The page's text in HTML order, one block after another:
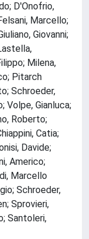
D'Onofrio,
Marcello;
Giovanni;
Milena,
Pitarch
Schroeder,
Volpe, Gianluca;
Roberto;
Catia;
Davide;
Americo;
Marcello
Schroeder,
Sprovieri,
Santoleri,